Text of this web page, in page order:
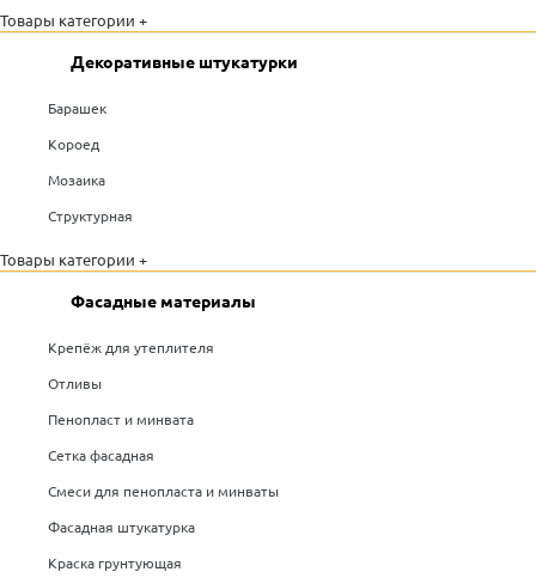
Товары категории +
Декоративные штукатурки
Барашек
Короед
Мозаика
Структурная
Товары категории +
Фасадные материалы
Крепёж для утеплителя
Отливы
Пенопласт и минвата
Сетка фасадная
Смеси для пенопласта и минваты
Фасадная штукатурка
Краска грунтующая